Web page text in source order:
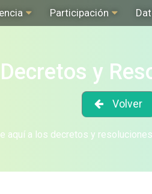
Participación
Decretos y
Volver
aquí a los decretos y